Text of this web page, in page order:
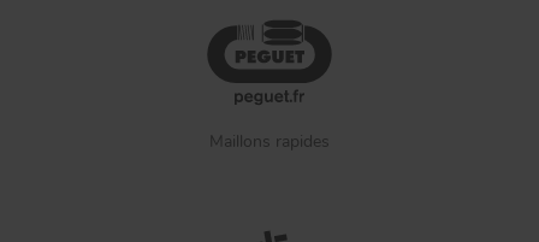
Maillons rapides